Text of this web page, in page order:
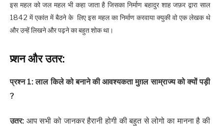
इस महल को जल महल भी कहा जाता है जिसका निर्माण बहादुर शाह जफ़र द्वारा साल
1842 में एकांत में बैठने के लिए इस महल का निर्माण करवाया क्युकी वो एक लेखक थे
और उन्हें लिखने और पढ़ने का बहुत शोक था।
प्र्शन और उतर:
प्रश्न 1: लाल किले को बनाने की आवश्यकता मुग़ल साम्राज्य को क्यों पड़ी
?
उतर: आप सभी को जानकर हैरानी होगी की बहुत से लोगो का मानना है की